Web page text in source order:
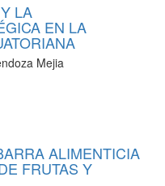
LA
EN LA
Mejia
ALIMENTICIA
FRUTAS Y